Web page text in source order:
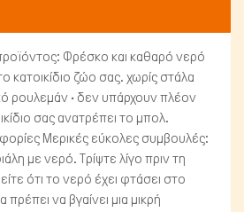
Φρέσκο και καθαρό νερό
κατοικίδιο ζώο σας. χωρίς στάλα
ρουλεμάν · δεν υπάρχουν πλέον
σας ανατρέπει το μπολ.
Μερικές εύκολες συμβουλές:
με νερό. Τρίψτε λίγο πριν τη
ότι το νερό έχει φτάσει στο
να βγαίνει μια μικρή